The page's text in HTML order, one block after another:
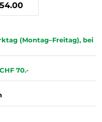
(Montag–Freitag), bei
70.-